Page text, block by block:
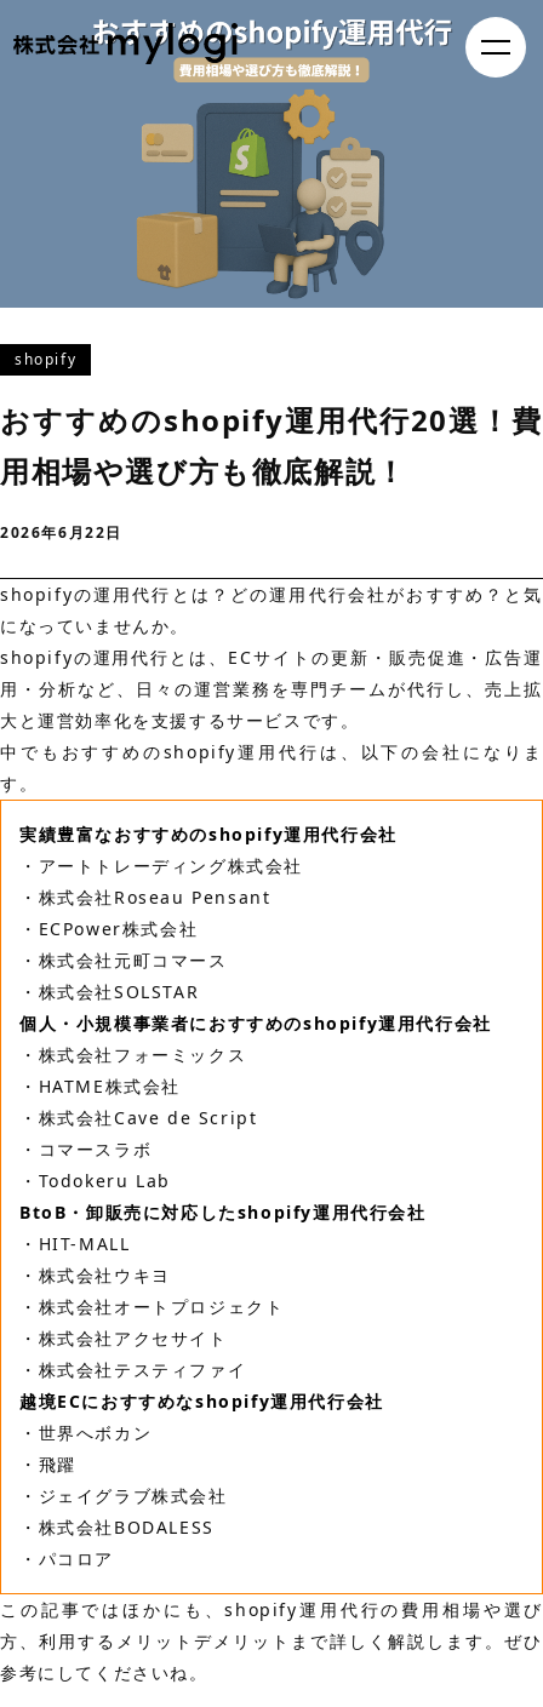
shopify
おすすめのshopify運用代行20選！費
用相場や選び方も徹底解説！
2026年6月22日
shopifyの運用代行とは？どの運用代行会社がおすすめ？と気
になっていませんか。
shopifyの運用代行とは、ECサイトの更新・販売促進・広告運
用・分析など、日々の運営業務を専門チームが代行し、売上拡
大と運営効率化を支援するサービスです。
中でもおすすめのshopify運用代行は、以下の会社になりま
す。
実績豊富なおすすめのshopify運用代行会社
・アートトレーディング株式会社
・株式会社Roseau Pensant
・ECPower株式会社
・株式会社元町コマース
・株式会社SOLSTAR
個人・小規模事業者におすすめのshopify運用代行会社
・株式会社フォーミックス
・HATME株式会社
・株式会社Cave de Script
・コマースラボ
・Todokeru Lab
BtoB・卸販売に対応したshopify運用代行会社
・HIT-MALL
・株式会社ウキヨ
・株式会社オートプロジェクト
・株式会社アクセサイト
・株式会社テスティファイ
越境ECにおすすめなshopify運用代行会社
・世界へボカン
・飛躍
・ジェイグラブ株式会社
・株式会社BODALESS
・パコロア
この記事ではほかにも、shopify運用代行の費用相場や選び
方、利用するメリットデメリットまで詳しく解説します。ぜひ
参考にしてくださいね。